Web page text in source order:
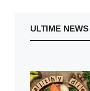
ULTIME NEWS